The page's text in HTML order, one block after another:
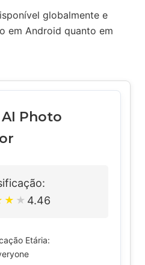
globalmente e
em Android quanto em
AI Photo
★ ★ 4.46
Etária: